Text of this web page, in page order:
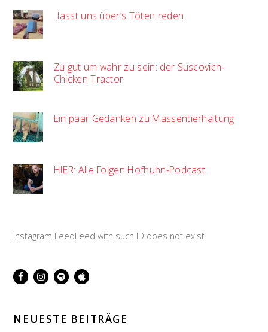
..lasst uns über’s Töten reden
Zu gut um wahr zu sein: der Suscovich-
Chicken Tractor
Ein paar Gedanken zu Massentierhaltung
HIER: Alle Folgen Hofhuhn-Podcast
Instagram FeedFeed with such ID does not exist
NEUESTE BEITRÄGE